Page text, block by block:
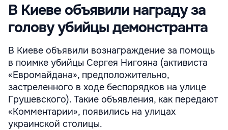
В Киеве объявили награду за
голову убийцы демонстранта
В Киеве объявили вознаграждение за помощь
в поимке убийцы Сергея Нигояна (активиста
«Евромайдана», предположительно,
застреленного в ходе беспорядков на улице
Грушевского). Такие объявления, как передают
«Комментарии», появились на улицах
украинской столицы.